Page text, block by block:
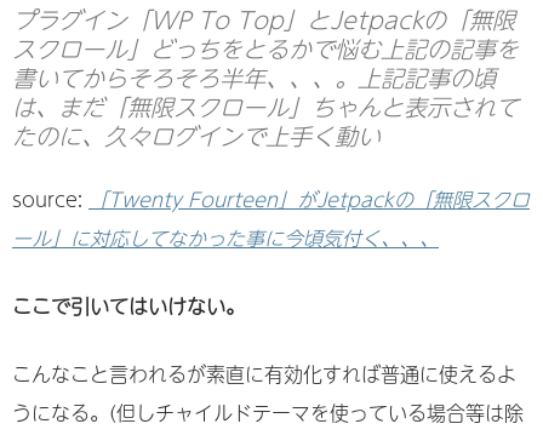
プラグイン「WP To Top」とJetpackの「無限
スクロール」どっちをとるかで悩む上記の記事を
書いてからそろそろ半年、、、。上記記事の頃
は、まだ「無限スクロール」ちゃんと表示されて
たのに、久々ログインで上手く動い
source:
「Twenty Fourteen」がJetpackの「無限スクロ
ール」に対応してなかった事に今頃気付く、、、
ここで引いてはいけない。
こんなこと言われるが素直に有効化すれば普通に使えるよ
うになる。(但しチャイルドテーマを使っている場合等は除